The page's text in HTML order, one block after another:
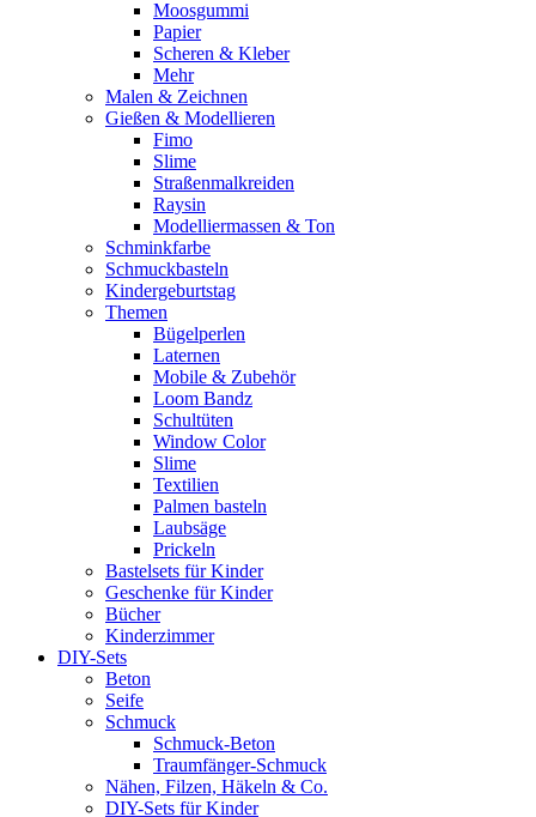
Moosgummi
Papier
Scheren & Kleber
Mehr
Malen & Zeichnen
Gießen & Modellieren
Fimo
Slime
Straßenmalkreiden
Raysin
Modelliermassen & Ton
Schminkfarbe
Schmuckbasteln
Kindergeburtstag
Themen
Bügelperlen
Laternen
Mobile & Zubehör
Loom Bandz
Schultüten
Window Color
Slime
Textilien
Palmen basteln
Laubsäge
Prickeln
Bastelsets für Kinder
Geschenke für Kinder
Bücher
Kinderzimmer
DIY-Sets
Beton
Seife
Schmuck
Schmuck-Beton
Traumfänger-Schmuck
Nähen, Filzen, Häkeln & Co.
DIY-Sets für Kinder